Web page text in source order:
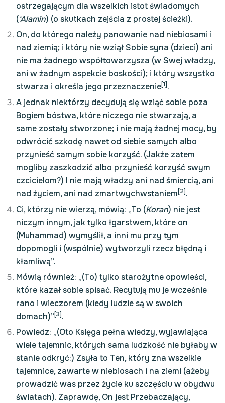
ostrzegającym dla wszelkich istot świadomych
(‘Alamin) (o skutkach zejścia z prostej ścieżki).
On, do którego należy panowanie nad niebiosami i
nad ziemią; i który nie wziął Sobie syna (dzieci) ani
nie ma żadnego współtowarzysza (w Swej władzy,
ani w żadnym aspekcie boskości); i który wszystko
stwarza i określa jego przeznaczenie[1].
A jednak niektórzy decydują się wziąć sobie poza
Bogiem bóstwa, które niczego nie stwarzają, a
same zostały stworzone; i nie mają żadnej mocy, by
odwrócić szkodę nawet od siebie samych albo
przynieść samym sobie korzyść. (Jakże zatem
mogliby zaszkodzić albo przynieść korzyść swym
czcicielom?) I nie mają władzy ani nad śmiercią, ani
nad życiem, ani nad zmartwychwstaniem[2].
Ci, którzy nie wierzą, mówią: „To (Koran) nie jest
niczym innym, jak tylko łgarstwem, które on
(Muhammad) wymyślił, a inni mu przy tym
dopomogli i (wspólnie) wytworzyli rzecz błędną i
kłamliwą”.
Mówią również: „(To) tylko starożytne opowieści,
które kazał sobie spisać. Recytują mu je wcześnie
rano i wieczorem (kiedy ludzie są w swoich
domach)”[3].
Powiedz: „(Oto Księga pełna wiedzy, wyjawiająca
wiele tajemnic, których sama ludzkość nie byłaby w
stanie odkryć:) Zsyła to Ten, który zna wszelkie
tajemnice, zawarte w niebiosach i na ziemi (ażeby
prowadzić was przez życie ku szczęściu w obydwu
światach). Zaprawdę, On jest Przebaczający,